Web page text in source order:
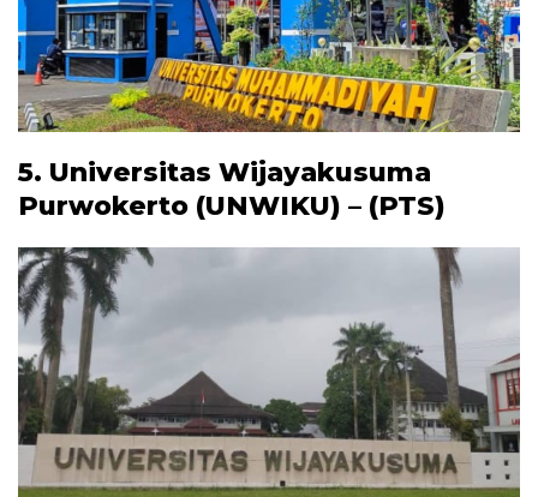
5. Universitas Wijayakusuma
Purwokerto (UNWIKU) – (PTS)